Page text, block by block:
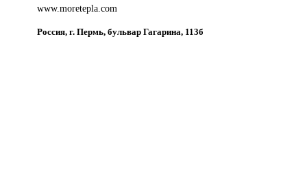
www.moretepla.com
Россия, г. Пермь, бульвар Гагарина, 113б